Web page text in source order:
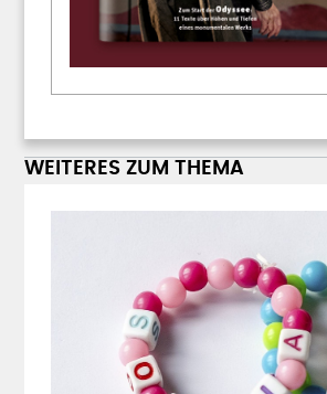
WEITERES ZUM THEMA